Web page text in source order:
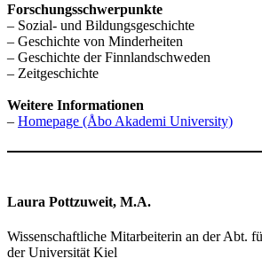
Forschungsschwerpunkte
– Sozial- und Bildungsgeschichte
– Geschichte von Minderheiten
– Geschichte der Finnlandschweden
– Zeitgeschichte
Weitere Informationen
– Homepage (Åbo Akademi University)
Laura Pottzuweit, M.A.
Wissenschaftliche Mitarbeiterin an der Abt.
der Universität Kiel